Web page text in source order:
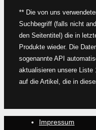
** Die von uns
Suchbegriff (falls nicht
den Seitentitel) die in
Produkte wieder. Die
sogenannte API
aktualisieren unsere
auf die Artikel, die in
Impressum